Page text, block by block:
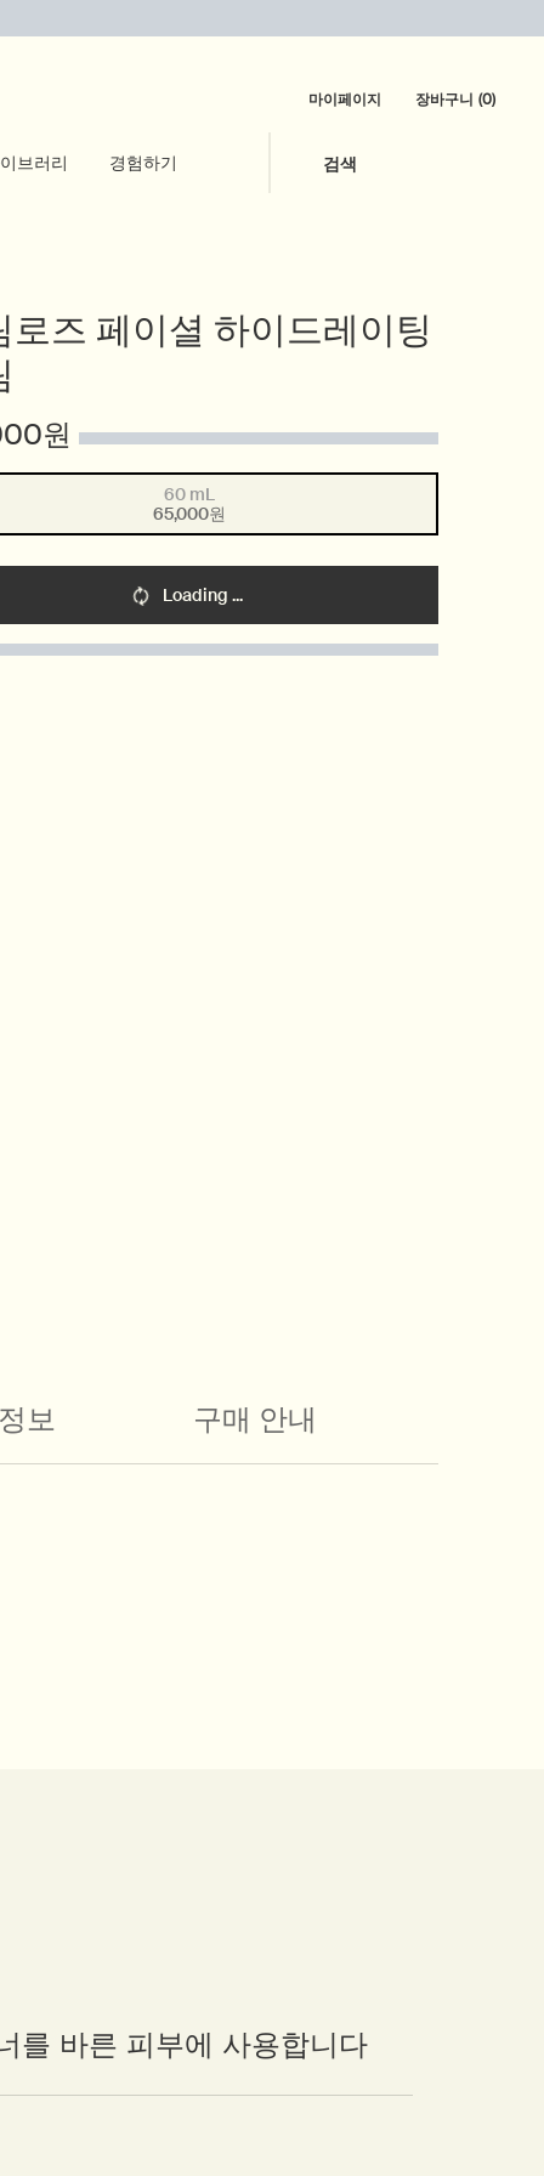
마이페이지 장바구니 0
0 제품
브러리 경험하기 검색
로즈 페이셜 하이드레이팅
원
Selected
본 상품이 품절입니다, {0}
60 mL
65,000원
, 1 of 1
Loading ...
보 구매 안내
를 바른 피부에 사용합니다